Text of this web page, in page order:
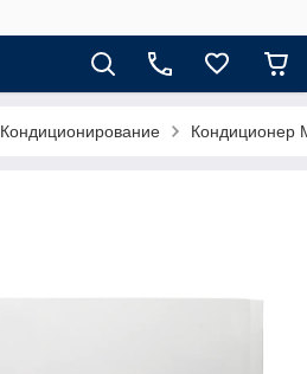
Кондиционирование Кондиционер